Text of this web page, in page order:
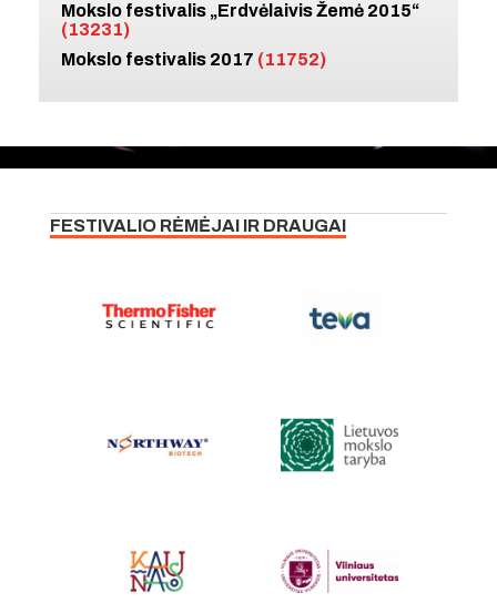
Mokslo festivalis „Erdvėlaivis Žemė 2015“
(13231)
Mokslo festivalis 2017 (11752)
FESTIVALIO RĖMĖJAI IR DRAUGAI